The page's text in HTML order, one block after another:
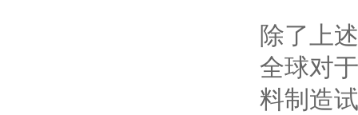
除了上
全球对
料制造